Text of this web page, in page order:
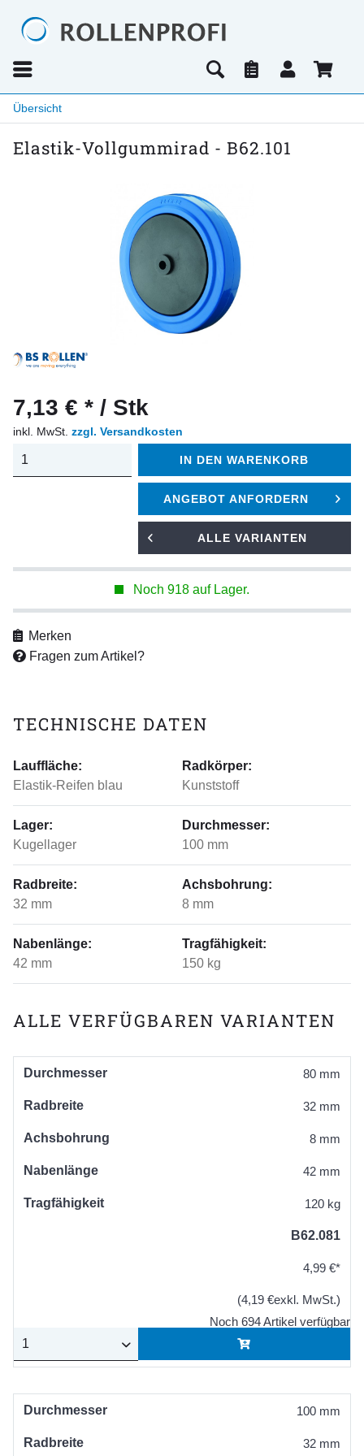
Übersicht
Elastik-Vollgummirad - B62.101
7,13 € * / Stk
inkl. MwSt. zzgl. Versandkosten
IN DEN WARENKORB
ANGEBOT ANFORDERN
ALLE VARIANTEN
Noch 918 auf Lager.
Merken
Fragen zum Artikel?
TECHNISCHE DATEN
Lauffläche:
Elastik-Reifen blau
Radkörper:
Kunststoff
Lager:
Kugellager
Durchmesser:
100 mm
Radbreite:
32 mm
Achsbohrung:
8 mm
Nabenlänge:
42 mm
Tragfähigkeit:
150 kg
ALLE VERFÜGBAREN VARIANTEN
Durchmesser 80 mm
Radbreite 32 mm
Achsbohrung 8 mm
Nabenlänge 42 mm
Tragfähigkeit 120 kg
B62.081
4,99 €*
(4,19 €exkl. MwSt.)
Noch 694 Artikel verfügbar
Durchmesser 100 mm
Radbreite 32 mm